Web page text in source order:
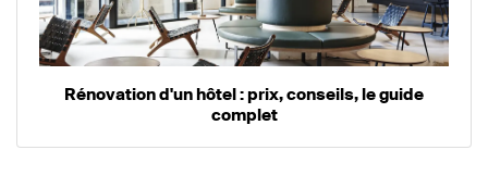
Rénovation d'un hôtel : prix, conseils, le guide
complet